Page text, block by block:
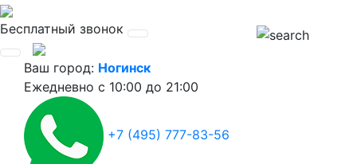
Бесплатный звонок
Ваш город: Ногинск
Ежедневно с 10:00 до 21:00
+7 (495) 777-83-56